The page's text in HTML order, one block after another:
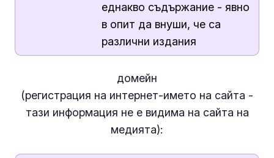
еднакво съдържание - явно
в опит да внуши, че са
различни издания
домейн
(регистрация на интернет-името на сайта -
тази информация не евидима на сайта на
медията):